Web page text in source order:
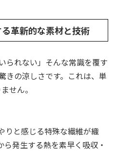
革新的な素材と技術
られない」そんな常識を覆す
きの涼しさです。これは、単
せん。
りと感じる特殊な繊維が織
ら発生する熱を素早く吸収・